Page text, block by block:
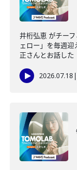
井桁弘恵 がチー
ェロー」を毎週
正さんとお話した
2026.07.18 |